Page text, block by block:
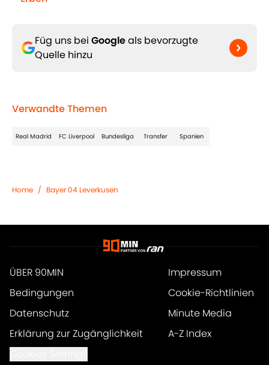
Füg uns bei Googleals bevorzugte
Quelle hinzu
Verwandte Themen
Real Madrid FC Liverpool Bundesliga Transfer Spanien
Home / Bayer 04 Leverkusen
ÜBER 90MIN
Impressum
Bedingungen
Cookie-Richtlinien
Datenschutz
Minute Media
Erklärung zur Zugänglichkeit
A-Z Index